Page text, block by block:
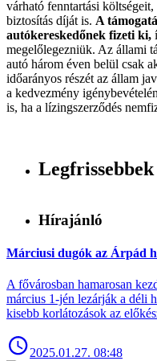
várható fenntartási
biztosítás díját is. A
autókereskedőnek fizeti ki,
megelőlegezniük. Az állami
autó három éven belül csak
időarányos részét az állam
a kedvezmény
is, ha a lízingszerződés
Legfrissebbek
Hírajánló
Márciusi dugók az Árpád
A fővárosban hamarosan
március 1-jén lezárják a déli
kisebb korlátozások az
2025.01.27. 08:48